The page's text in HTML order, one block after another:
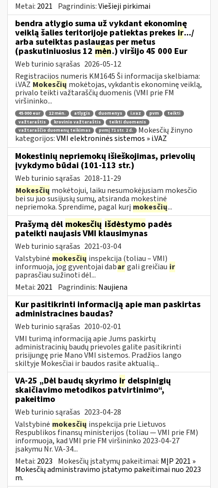
Metai: 2021 Pagrindinis:Viešieji pirkimai
bendra atlygio suma už vykdant ekonominę
veiklą šalies teritorijoje patiektas prekes ir.../
arba suteiktas paslaugas per metus
(paskutiniuosius 12 mėn.) viršijo 45 000 Eur
Web turinio sąrašas 2026-05-12
Registracijos numeris KM1645 Ši informacija skelbiama:
i.VAZ Mokesčių mokėtojas, vykdantis ekonominę veiklą,
privalo teikti važtaraščių duomenis (VMI prie FM
viršininko...
45 000 eur 12 mėn. atlygis duomenys i.vaz pvm
teikti
važtaraštis
krovinio važtaraštis
teikti duomenis
važtaraščio duomenų teikimas
pvmį 71 str. 2 d.
Mokesčių žinyno
kategorijos:VMI elektroninės sistemos » i.VAZ
Mokestinių nepriemokų išieškojimas, prievolių
įvykdymo būdai (101-113 str.)
Web turinio sąrašas 2018-11-29
Mokesčių mokėtojui, laiku nesumokėjusiam mokesčio
bei su juo susijusių sumų, atsiranda mokestinė
nepriemoka. Sprendime, pagal kurį mokesčių...
Prašymą dėl mokesčių išdėstymo padės
pateikti naujasis VMI klausimynas
Web turinio sąrašas 2021-03-04
Valstybinė mokesčių inspekcija (toliau – VMI)
informuoja, jog gyventojai dabargali greičiau ir
paprasčiau sužinoti dėl...
Metai: 2021 Pagrindinis: Naujiena
Kur pasitikrinti informaciją apie man paskirtas
administracines baudas?
Web turinio sąrašas 2010-02-01
VMI turimą informaciją apie Jums paskirtų
administracinių baudų prievoles galite pasitikrinti
prisijungę prie Mano VMI sistemos. Pradžios lango
skiltyje Mokesčiai ir baudos rasite aktualią...
VA-25 „Dėl baudų skyrimo ir delspinigių
skaičiavimo metodikos patvirtinimo“,
pakeitimo
Web turinio sąrašas 2023-04-28
Valstybinė mokesčių inspekcija prie Lietuvos
Respublikos finansų ministerijos (toliau ― VMI prie FM)
informuoja, kad VMI prie FM viršininko 2023-04-27
įsakymu Nr. VA-34...
Metai: 2023 Mokesčių įstatymų pakeitimai: MĮP 2021 »
Mokesčių administravimo įstatymo pakeitimai nuo 2023
m.